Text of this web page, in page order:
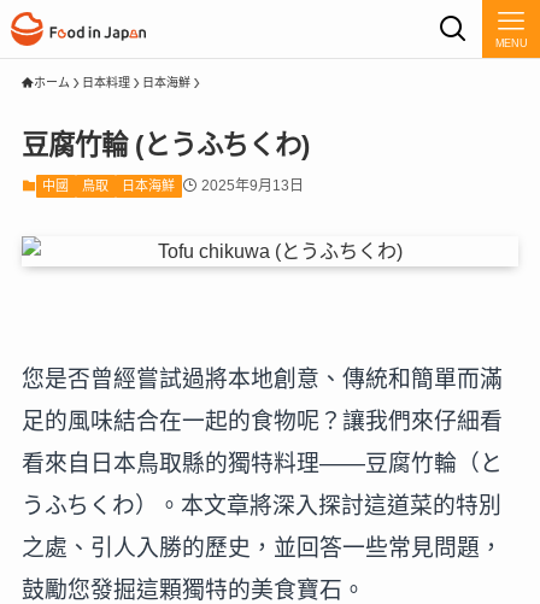
MENU
ホーム 日本料理 日本海鮮
豆腐竹輪 (とうふちくわ)
中國 鳥取 日本海鮮 2025年9月13日
您是否曾經嘗試過將本地創意、傳統和簡單而滿
足的風味結合在一起的食物呢？讓我們來仔細看
看來自日本鳥取縣的獨特料理——豆腐竹輪（と
うふちくわ）。本文章將深入探討這道菜的特別
之處、引人入勝的歷史，並回答一些常見問題，
鼓勵您發掘這顆獨特的美食寶石。